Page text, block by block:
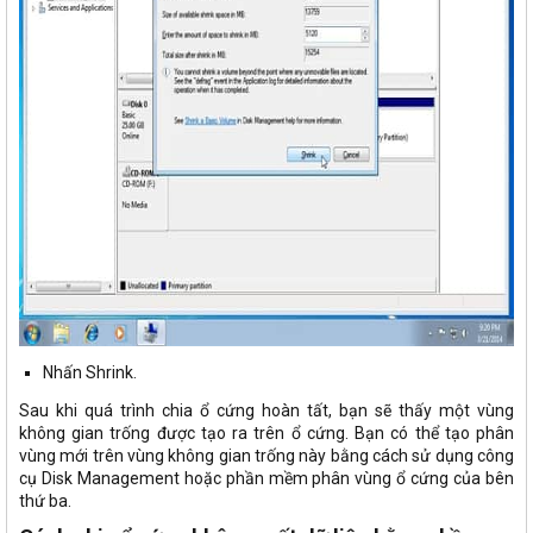
Nhấn Shrink.
Sau khi quá trình chia ổ cứng hoàn tất, bạn sẽ thấy một vùng
không gian trống được tạo ra trên ổ cứng. Bạn có thể tạo phân
vùng mới trên vùng không gian trống này bằng cách sử dụng công
cụ Disk Management hoặc phần mềm phân vùng ổ cứng của bên
thứ ba.